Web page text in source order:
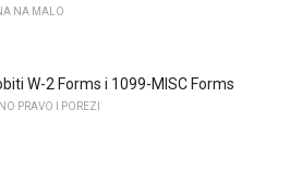
NA MALO
W-2 Forms i 1099-MISC Forms
PRAVO I POREZI